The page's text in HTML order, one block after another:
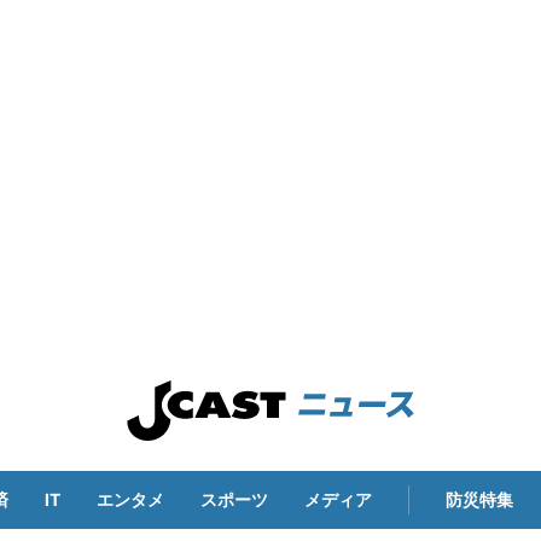
IT エンタメ スポーツ メディア 防災特集